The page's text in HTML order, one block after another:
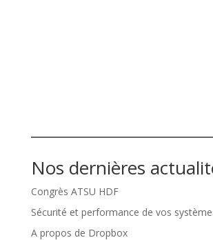
Nos dernières
Congrès ATSU HDF
Sécurité et performance de vos
A propos de Dropbox